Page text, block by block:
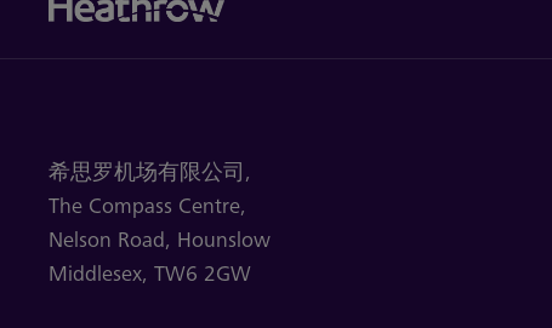
希思罗机场有限公司,
The Compass Centre,
Nelson Road, Hounslow
Middlesex, TW6 2GW